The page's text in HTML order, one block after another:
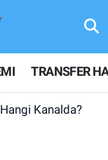
TRANSFER
Kanalda?